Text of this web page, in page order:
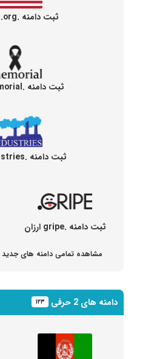
ثبت دامنه .us.org ارزان
ثبت دامنه .memorial ارزان
ثبت دامنه .industries ارزان
ثبت دامنه .gripe ارزان
مشاهده تمامی دامنه های جدید
دامنه های 2 حرفی ۱۲۳